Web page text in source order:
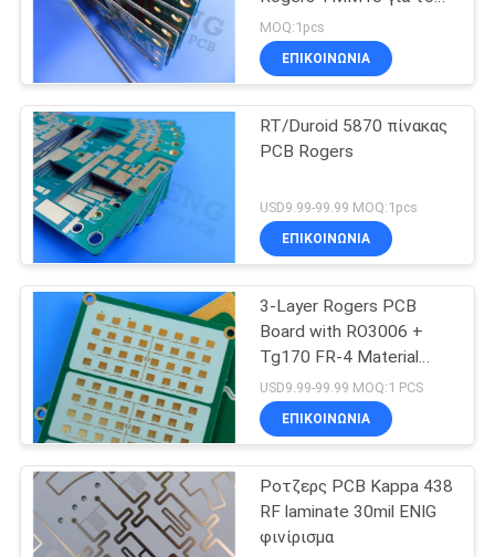
διηλεκτρικούς πολωτές
MOQ:1pcs
ΕΠΙΚΟΙΝΩΝΙΑ
RT/Duroid 5870 πίνακας
PCB Rogers
USD9.99-99.99 MOQ:1pcs
ΕΠΙΚΟΙΝΩΝΙΑ
3-Layer Rogers PCB
Board with RO3006 +
Tg170 FR-4 Material
0.86mm Thickness and
98mm x 30mm Size
USD9.99-99.99 MOQ:1 PCS
ΕΠΙΚΟΙΝΩΝΙΑ
Ροτζερς PCB Kappa 438
RF laminate 30mil ENIG
φινίρισμα